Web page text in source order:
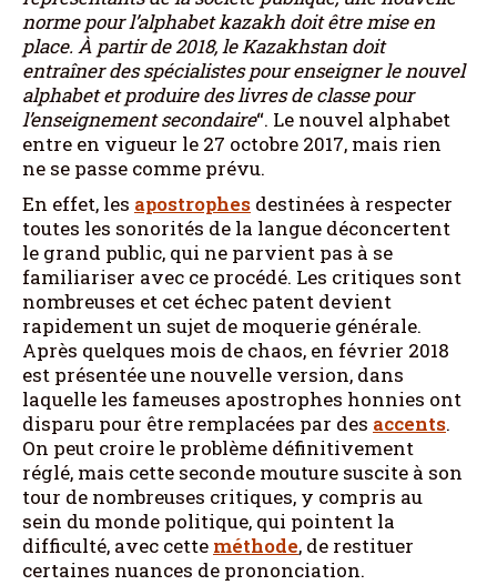
norme pour l’alphabet kazakh doit être mise en
place. À partir de 2018, le Kazakhstan doit
entraîner des spécialistes pour enseigner le nouvel
alphabet et produire des livres de classe pour
l’enseignement secondaire“. Le nouvel alphabet
entre en vigueur le 27 octobre 2017, mais rien
ne se passe comme prévu.
En effet, les apostrophes destinées à respecter
toutes les sonorités de la langue déconcertent
le grand public, qui ne parvient pas à se
familiariser avec ce procédé. Les critiques sont
nombreuses et cet échec patent devient
rapidement un sujet de moquerie générale.
Après quelques mois de chaos, en février 2018
est présentée une nouvelle version, dans
laquelle les fameuses apostrophes honnies ont
disparu pour être remplacées par des accents.
On peut croire le problème définitivement
réglé, mais cette seconde mouture suscite à son
tour de nombreuses critiques, y compris au
sein du monde politique, qui pointent la
difficulté, avec cette méthode, de restituer
certaines nuances de prononciation.